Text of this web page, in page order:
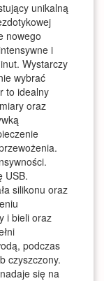
unikalną
nowego
i
Wystarczy
wybrać
to idealny
oraz
USB.
silikonu oraz
i bieli oraz
podczas
czyszczony.
się na